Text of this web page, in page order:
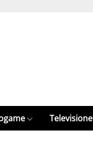
Televisione